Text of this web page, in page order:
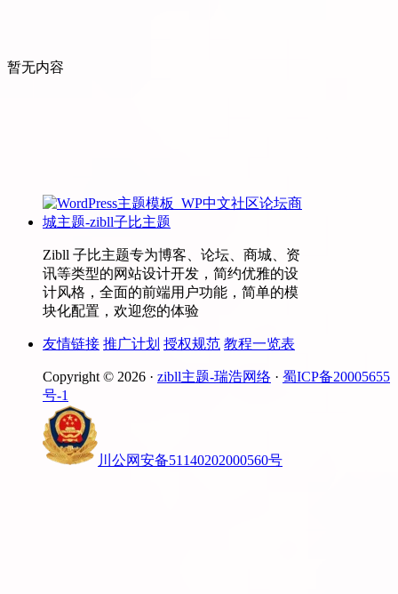
暂无内容
Zibll 子比主题专为博客、论坛、商城、资
讯等类型的网站设计开发，简约优雅的设
计风格，全面的前端用户功能，简单的模
块化配置，欢迎您的体验
友情链接 推广计划 授权规范 教程一览表
Copyright © 2026 · zibll主题-瑞浩网络 · 蜀ICP备20005655
号-1
川公网安备51140202000560号